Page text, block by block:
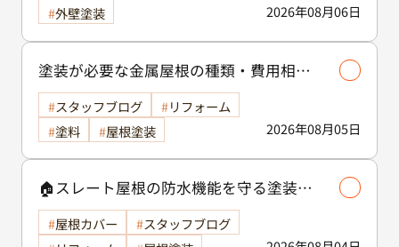
2026年08月06日
外壁塗装
塗装が必要な金属屋根の種類・費用相場
等解説いたします🖊️
2026年08月05日
スタッフブログ
リフォーム
塗料
屋根塗装
🏠スレート屋根の防水機能を守る塗装の
役割🏠/屋根塗装
屋根カバー
スタッフブログ